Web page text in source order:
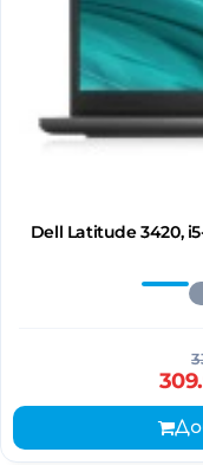
Dell Latitude 3420, i5-
309.